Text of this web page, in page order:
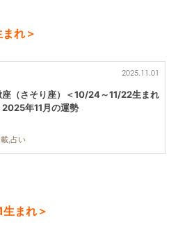
れ＞
2025.11.01
座（さそり座）＜10/24～11/22生まれ
2025年11月の運勢
,占い
まれ＞